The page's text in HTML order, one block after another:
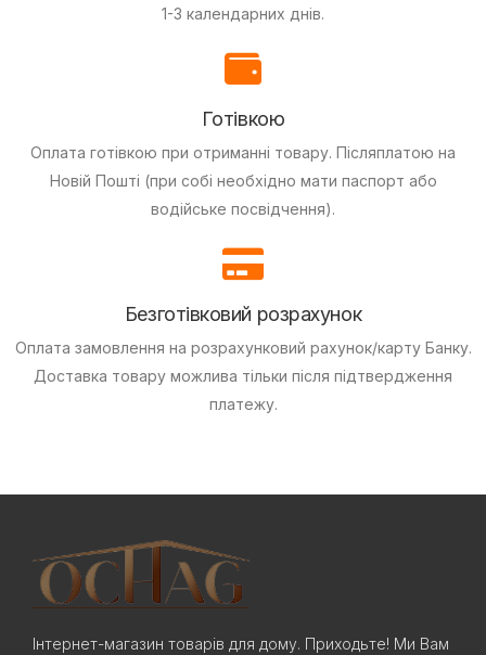
1-3 календарних днів.
Готівкою
Оплата готівкою при отриманні товару. Післяплатою на
Новій Пошті (при собі необхідно мати паспорт або
водійське посвідчення).
Безготівковий розрахунок
Оплата замовлення на розрахунковий рахунок/карту Банку.
Доставка товару можлива тільки після підтвердження
платежу.
Інтернет-магазин товарів для дому. Приходьте! Ми Вам